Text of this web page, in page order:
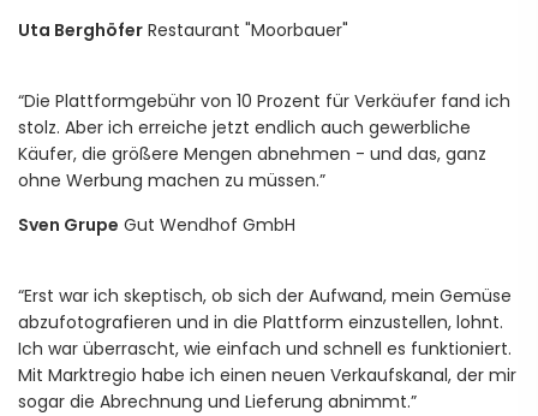
Uta Berghöfer Restaurant "Moorbauer"
“Die Plattformgebühr von 10 Prozent für Verkäufer fand ich
stolz. Aber ich erreiche jetzt endlich auch gewerbliche
Käufer, die größere Mengen abnehmen - und das, ganz
ohne Werbung machen zu müssen.”
Sven Grupe Gut Wendhof GmbH
“Erst war ich skeptisch, ob sich der Aufwand, mein Gemüse
abzufotografieren und in die Plattform einzustellen, lohnt.
Ich war überrascht, wie einfach und schnell es funktioniert.
Mit Marktregio habe ich einen neuen Verkaufskanal, der mir
sogar die Abrechnung und Lieferung abnimmt.”